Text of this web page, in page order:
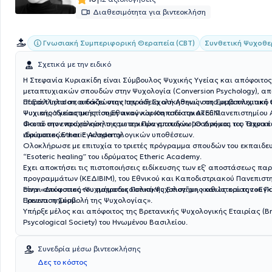
Διαθεσιμότητα για βιντεοκλήση
Γνωσιακή Συμπεριφορική Θεραπεία (CBT) Συνθετική
Σχετικά με την ειδικό
Η Στεφανία Κυριακίδη είναι Σύμβουλος Ψυχικής Υγείας και
μεταπτυχιακών σπουδών στην Ψυχολογία (Conversion Psychology),
of East London, αποκτώντας την άδεια ασκήσεως στη Συμβουλευτική
Ψυχικής Υγείας με επίσημη αναγνώριση από τον ΑΤΕΕΝ.
Παράλληλα σπουδάζει στην Ιατρική Σχολή Αθηνών στο
Ψυχιατροδικαστικής του Εθνικού και Καποδιστριακού
σκοπό την ενασχόληση της με την Πραγματογνωμοσύνη και τις
Δικαστικών και Εγκληματολογικών υποθέσεων.
Φοιτά στον πρώτο κύκλο εσωτερικών σπουδών "Ο Δρόμος του
ιδρύματος Etheric Academy.
Ολοκλήρωσε με επιτυχία το τριετές πρόγραμμα σπουδών του
“Esoteric healing” του ιδρύματος Etheric Academy.
Έχει αποκτήσει τις πιστοποιήσεις ειδίκευσης των εξ’ αποστάσεως
προγραμμάτων (ΚΕΔΙΒΙΜ), του Εθνικού και Καποδιστριακού
στην «Δικαστική-Ψυχιατροδικαστική Ψυχολογία», καθώς και την
Έρευνα: η Συμβολή της Ψυχολογίας».
Είναι απόφοιτος του τμήματος Πολιτικής Επιστήμης και Ιστορίας του
Πανεπιστημίου.
Υπήρξε μέλος και απόφοιτος της Βρετανικής Ψυχολογικής Εταιρίας
Psycological Society) του Ηνωμένου Βασιλείου.
Συνεδρία μέσω βιντεοκλήσης
Δες το κόστος